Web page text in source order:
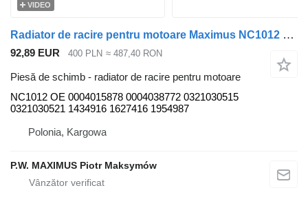
VIDEO
Radiator de racire pentru motoare Maximus NC1012 pentru camion DAF CF65 CF75
92,89 EUR 400 PLN ≈ 487,40 RON
Piesă de schimb - radiator de racire pentru motoare
NC1012 OE 0004015878 0004038772 0321030515
0321030521 1434916 1627416 1954987
Polonia, Kargowa
P.W. MAXIMUS Piotr Maksymów